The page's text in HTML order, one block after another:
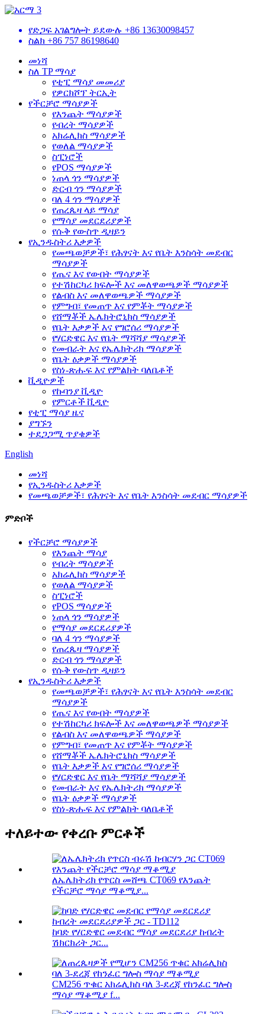
የድጋፍ አገልግሎት ይደውሉ +86 13630098457
ስልክ +86 757 86198640
መነሻ
ስለ TP ማሳያ
የቲፒ ማሳያ መመሪያ
የዎርክሾፕ ትርኢት
የችርቻሮ ማሳያዎች
የእንጨት ማሳያዎች
የብረት ማሳያዎች
አክሬሊክስ ማሳያዎች
የወለል ማሳያዎች
ስፒነሮች
የPOS ማሳያዎች
ነጠላ ጎን ማሳያዎች
ድርብ ጎን ማሳያዎች
ባለ 4 ጎን ማሳያዎች
የጠረጴዛ ላይ ማሳያ
የማሳያ መደርደሪያዎች
የሱቅ የውስጥ ዲዛይን
የኢንዱስትሪ እቃዎች
የመጫወቻዎች፣ የሕፃናት እና የቤት እንስሳት መደብር
ማሳያዎች
የጤና እና የውበት ማሳያዎች
የተሽከርካሪ ክፍሎች እና መለዋወጫዎች ማሳያዎች
የልብስ እና መለዋወጫዎች ማሳያዎች
የምግብ፣ የመጠጥ እና የምቾት ማሳያዎች
የሸማቾች ኤሌክትሮኒክስ ማሳያዎች
የቤት እቃዎች እና የግሮሰሪ ማሳያዎች
የሃርድዌር እና የቤት ማሻሻያ ማሳያዎች
የመብራት እና የኤሌክትሪክ ማሳያዎች
የቤት ዕቃዎች ማሳያዎች
የስነ-ጽሑፍ እና የምልክት ባለቤቶች
ቪዲዮዎች
የኩባንያ ቪዲዮ
የምርቶች ቪዲዮ
የቲፒ ማሳያ ዜና
ያግኙን
ተደጋጋሚ ጥያቄዎች
English
መነሻ
የኢንዱስትሪ እቃዎች
የመጫወቻዎች፣ የሕፃናት እና የቤት እንስሳት መደብር ማሳያዎች
ምድቦች
የችርቻሮ ማሳያዎች
የእንጨት ማሳያ
የብረት ማሳያዎች
አክሬሊክስ ማሳያዎች
የወለል ማሳያዎች
ስፒነሮች
የPOS ማሳያዎች
ነጠላ ጎን ማሳያዎች
የማሳያ መደርደሪያዎች
ባለ 4 ጎን ማሳያዎች
የጠረጴዛ ማሳያዎች
ድርብ ጎን ማሳያዎች
የሱቅ የውስጥ ዲዛይን
የኢንዱስትሪ እቃዎች
የመጫወቻዎች፣ የሕፃናት እና የቤት እንስሳት መደብር
ማሳያዎች
የጤና እና የውበት ማሳያዎች
የተሽከርካሪ ክፍሎች እና መለዋወጫዎች ማሳያዎች
የልብስ እና መለዋወጫዎች ማሳያዎች
የምግብ፣ የመጠጥ እና የምቾት ማሳያዎች
የሸማቾች ኤሌክትሮኒክስ ማሳያዎች
የቤት እቃዎች እና የግሮሰሪ ማሳያዎች
የሃርድዌር እና የቤት ማሻሻያ ማሳያዎች
የመብራት እና የኤሌክትሪክ ማሳያዎች
የቤት ዕቃዎች ማሳያዎች
የስነ-ጽሑፍ እና የምልክት ባለቤቶች
ተለይተው የቀረቡ ምርቶች
ለኤሌክትሪክ የጥርስ መሸጫ CT069 የእንጨት
የችርቻሮ ማሳያ ማቆሚያ...
ከባድ የሃርድዌር መደብር ማሳያ መደርደሪያ ከብረት
ሽክርክሪት ጋር...
CM256 ጥቁር አክሬሊክስ ባለ 3-ደረጃ የከንፈር ግሎስ
ማሳያ ማቆሚያ f...